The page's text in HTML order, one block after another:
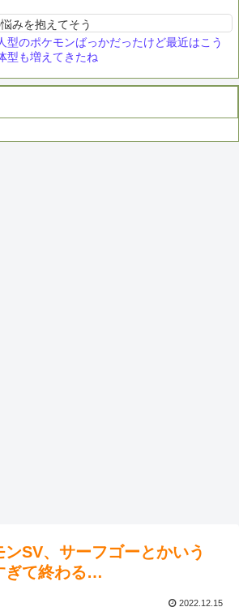
みを抱えてそう
型のポケモンばっかだったけど最近はこう
型も増えてきたね
ンSV、サーフゴーとかいう
ぎて終わる…
2022.12.15